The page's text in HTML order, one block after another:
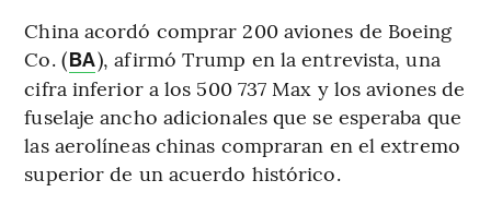
China acordó comprar 200 aviones de Boeing
Co. (BA), afirmó Trump en la entrevista, una
cifra inferior a los 500 737 Max y los aviones de
fuselaje ancho adicionales que se esperaba que
las aerolíneas chinas compraran en el extremo
superior de un acuerdo histórico.